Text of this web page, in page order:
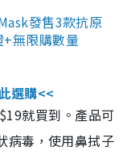
發售3款抗原
無限購數量
選購<<
就買到。產品可
病毒，使用鼻拭子